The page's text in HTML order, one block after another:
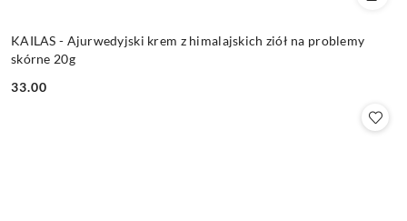
KAILAS - Ajurwedyjski krem z himalajskich ziół na problemy
skórne 20g
Cena:
33.00